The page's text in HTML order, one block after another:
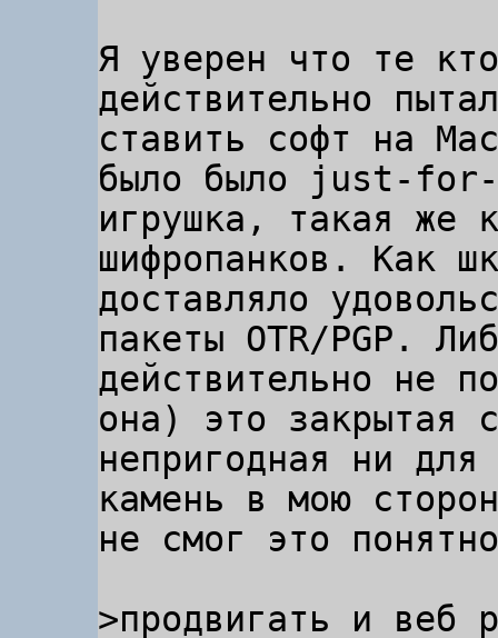
Я уверен что те
действительно
ставить софт на
было было just-
игрушка, такая же
шифропанков. Как
доставляло
пакеты OTR/PGP.
действительно не
она) это закрытая
непригодная ни
камень в мою
не смог это